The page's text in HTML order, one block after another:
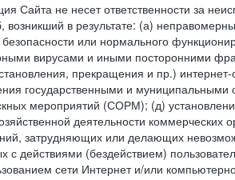
Сайта не несет ответственности за
в результате: (а)
или нормального
вирусами и иными посторонними
прекращения и пр.)
государственными и
мероприятий (СОРМ); (д)
деятельности коммерческих
затрудняющих или делающих
с действиями (бездействием)
сети Интернет и/или